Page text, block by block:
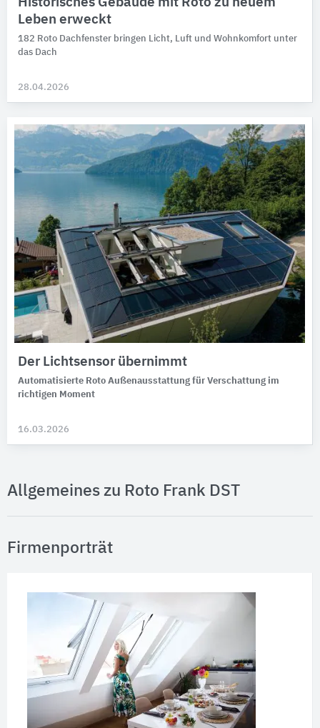
Historisches Gebäude mit Roto zu neuem
Leben erweckt
182 Roto Dachfenster bringen Licht, Luft und Wohnkomfort unter
das Dach
28.04.2026
Der Lichtsensor übernimmt
Automatisierte Roto Außenausstattung für Verschattung im
richtigen Moment
16.03.2026
Allgemeines zu Roto Frank DST
Firmenporträt